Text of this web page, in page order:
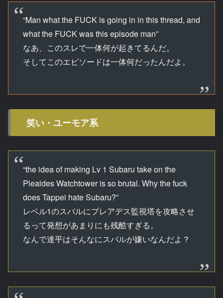
“Man what the FUCK is going in in this thread, and
what the FUCK was this episode man”
なあ、このスレで一体何が起きてるんだ。
そしてこのエピソードは一体何だったんだよ。
笑い・ユーモア系
“the idea of making Lv 1 Subaru take on the
Pleaides Watchtower is so brutal. Why the fuck
does Tappei hate Subaru?”
レベル1のスバルにプレアデス監視塔を攻略させ
るって発想があまりにも残酷すぎる。
なんで達平はそんなにスバルが嫌いなんだよ？